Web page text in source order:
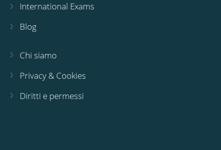
International Exams
Blog
Chi siamo
Privacy & Cookies
Diritti e permessi